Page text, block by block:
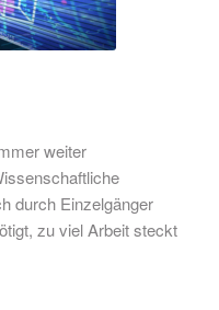
weiter
durch Einzelgänger
zu viel Arbeit steckt